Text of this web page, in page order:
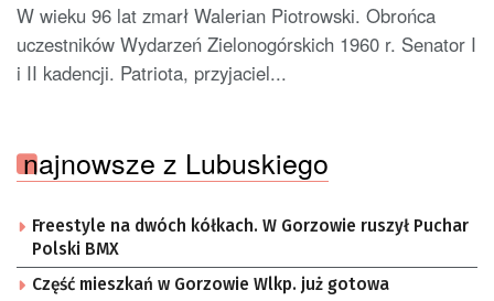
W wieku 96 lat zmarł Walerian Piotrowski. Obrońca
uczestników Wydarzeń Zielonogórskich 1960 r. Senator I
i II kadencji. Patriota, przyjaciel...
najnowsze z Lubuskiego
Freestyle na dwóch kółkach. W Gorzowie ruszył Puchar
Polski BMX
Część mieszkań w Gorzowie Wlkp. już gotowa